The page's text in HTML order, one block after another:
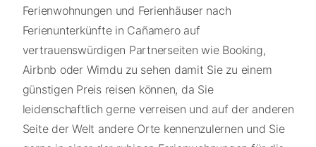
Ferienwohnungen und Ferienhäuser nach
Ferienunterkünfte in Cañamero auf
vertrauenswürdigen Partnerseiten wie Booking,
Airbnb oder Wimdu zu sehen damit Sie zu einem
günstigen Preis reisen können, da Sie
leidenschaftlich gerne verreisen und auf der anderen
Seite der Welt andere Orte kennenzulernen und Sie